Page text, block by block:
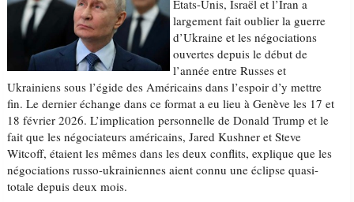
États-Unis, Israël et l’Iran a
largement fait oublier la guerre
d’Ukraine et les négociations
ouvertes depuis le début de
l’année entre Russes et
Ukrainiens sous l’égide des Américains dans l’espoir d’y mettre
fin. Le dernier échange dans ce format a eu lieu à Genève les 17 et
18 février 2026. L’implication personnelle de Donald Trump et le
fait que les négociateurs américains, Jared Kushner et Steve
Witcoff, étaient les mêmes dans les deux conflits, explique que les
négociations russo-ukrainiennes aient connu une éclipse quasi-
totale depuis deux mois.